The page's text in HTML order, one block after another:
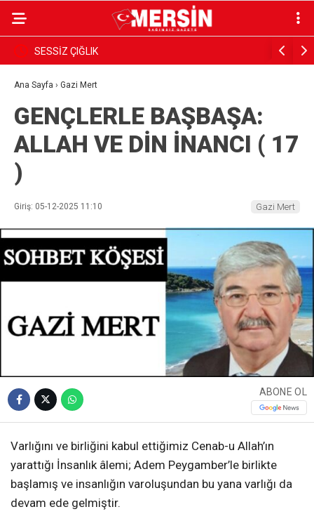
SESSİZ ÇIĞLIK
Ana Sayfa › Gazi Mert
GENÇLERLE BAŞBAŞA:
ALLAH VE DİN İNANCI ( 17
)
Giriş: 05-12-2025 11:10 Gazi Mert
ABONE OL
Varlığını ve birliğini kabul ettiğimiz Cenab-u Allah’ın
yarattığı İnsanlık âlemi; Adem Peygamber’le birlikte
başlamış ve insanlığın varoluşundan bu yana varlığı da
devam ede gelmiştir.